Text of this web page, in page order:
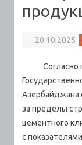
20.10.2025
Согласно
Азербайджана
за пределы
цементного
с